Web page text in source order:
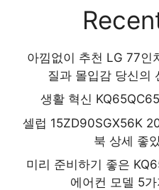
아낌없이 추천 LG 77인
질과 몰입감 당신의
생활 혁신
셀럽 15ZD90SGX56K
북 상세 좋
미리 준비하기 좋은
에어컨 모델 5